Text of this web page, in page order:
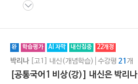
완 학습평가 AI 자막 내신집중 22개정
박리나 [고1] 내신(개념학습) 수강평 21 개
[공통국어1 비상(강)] 내신은 박리나